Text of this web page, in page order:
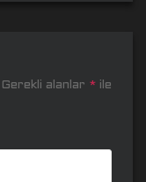
Gerekli alanlar * ile